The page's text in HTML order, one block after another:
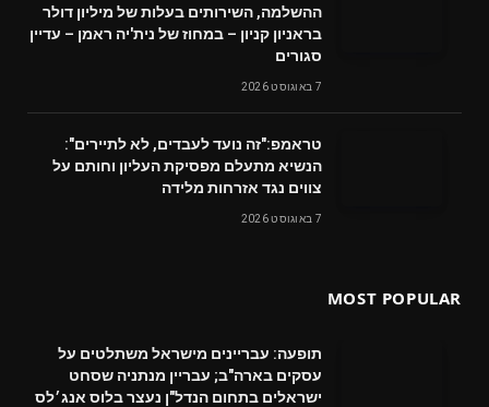
ההשלמה, השירותים בעלות של מיליון דולר
בראניון קניון – במחוז של נית'יה ראמן – עדיין
סגורים
7 באוגוסט 2026
טראמפ:"זה נועד לעבדים, לא לתיירים":
הנשיא מתעלם מפסיקת העליון וחותם על
צווים נגד אזרחות מלידה
7 באוגוסט 2026
MOST POPULAR
תופעה: עבריינים מישראל משתלטים על
עסקים בארה"ב; עבריין מנתניה שסחט
ישראלים בתחום הנדל"ן נעצר בלוס אנג׳לס